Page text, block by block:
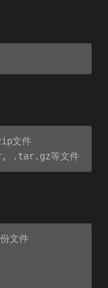
文件
$tar [options] [file] 解压.tar, .tar.gz等文件
文件